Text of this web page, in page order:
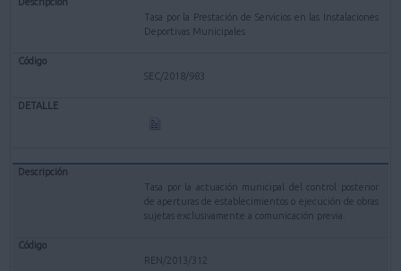
Tasa por la Prestación de Servicios en las Instalaciones
Deportivas Municipales
SEC/2018/983
Tasa por la actuación municipal del control posterior
de aperturas de establecimientos o ejecución de obras
sujetas exclusivamente a comunicación previa.
REN/2013/312